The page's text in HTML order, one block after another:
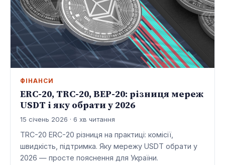
ФІНАНСИ
ERC-20, TRC-20, BEP-20: різниця мереж
USDT і яку обрати у 2026
15 січень 2026 · 6 хв читання
TRC-20 ERC-20 різниця на практиці: комісії,
швидкість, підтримка. Яку мережу USDT обрати у
2026 — просте пояснення для України.